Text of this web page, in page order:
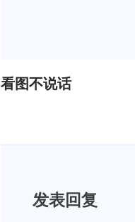
看图不说话
发表回复